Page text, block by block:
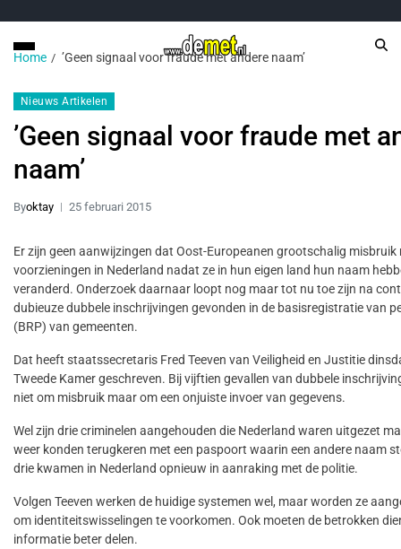
Home ’Geen signaal voor fraude met andere naam’
Nieuws Artikelen
’Geen signaal voor fraude met
naam’
Byoktay 25 februari 2015
Er zijn geen aanwijzingen dat Oost-Europeanen grootschalig misbruik
voorzieningen in Nederland nadat ze in hun eigen land hun naam
veranderd. Onderzoek daarnaar loopt nog maar tot nu toe zijn na
dubieuze dubbele inschrijvingen gevonden in de basisregistratie van
(BRP) van gemeenten.
Dat heeft staatssecretaris Fred Teeven van Veiligheid en Justitie
Tweede Kamer geschreven. Bij vijftien gevallen van dubbele
niet om misbruik maar om een onjuiste invoer van gegevens.
Wel zijn drie criminelen aangehouden die Nederland waren uitgezet
weer konden terugkeren met een paspoort waarin een andere naam
drie kwamen in Nederland opnieuw in aanraking met de politie.
Volgen Teeven werken de huidige systemen wel, maar worden ze
om identiteitswisselingen te voorkomen. Ook moeten de betrokken
informatie beter delen.